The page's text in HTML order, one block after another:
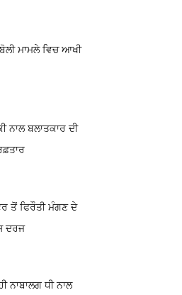
ਮਾਮਲੇ ਵਿਚ ਆਖੀ
ਬਲਾਤਕਾਰ ਦੀ
ਤੋਂ ਫਿਰੌਤੀ ਮੰਗਣ ਦੇ
ਦਰਜ
ਨਾਬਾਲਗ ਧੀ ਨਾਲ